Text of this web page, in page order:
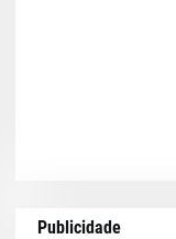
Publicidade